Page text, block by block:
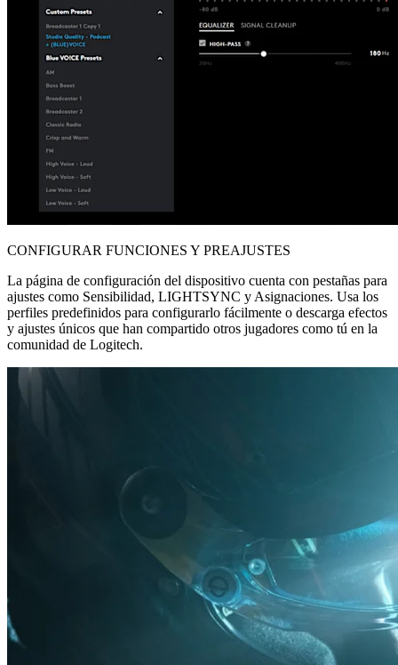
CONFIGURAR FUNCIONES Y PREAJUSTES
La página de configuración del dispositivo cuenta con pestañas para
ajustes como Sensibilidad, LIGHTSYNC y Asignaciones. Usa los
perfiles predefinidos para configurarlo fácilmente o descarga efectos
y ajustes únicos que han compartido otros jugadores como tú en la
comunidad de Logitech.